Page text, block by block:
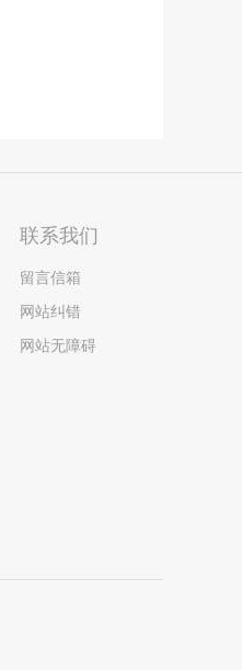
联系我们
留言信箱
网站纠错
网站无障碍